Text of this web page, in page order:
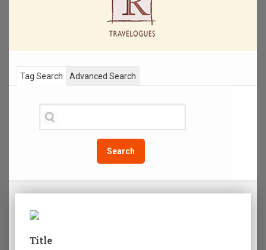
Tag Search
Search
Advanced Search
Title